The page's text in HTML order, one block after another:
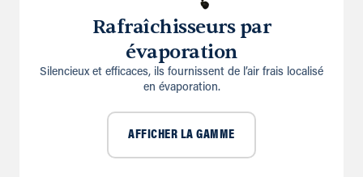
Rafraîchisseurs par
évaporation
Silencieux et efficaces, ils fournissent de l’air frais localisé
en évaporation.
AFFICHER LA GAMME